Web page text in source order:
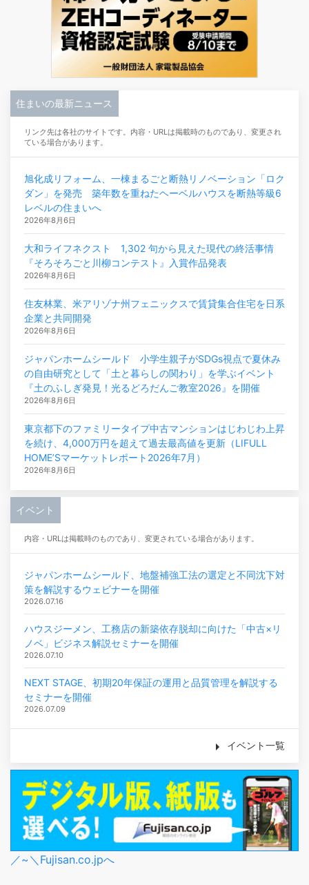
住まいの最新ニュース
リンク先は各社のサイトです。内容・URLは掲載時のものであり、変更され
ている場合があります。
旭化成リフォーム、一棟まるごと断熱リノベーション「ロク
ダン」を発売 築年数を重ねたヘーベルハウスを断熱等級6
レベルの住まいへ
2026年8月6日
大和ライフネクスト 1,302 句から見えた現代の終活事情
『そろそろごと川柳コンテスト』入賞作品発表
2026年8月6日
住友林業、米アリゾナ州フェニックスで賃貸集合住宅を日系
企業と共同開発
2026年8月6日
ジャパンホームシールド 小学生親子がSDGs視点で夏休み
の自由研究として「土と暮らしの関わり」を学ぶイベント
『土のふしぎ発見！光るどろだんご教室2026』を開催
2026年8月6日
東京都下のファミリータイプ中古マンションはじわじわ上昇
を続け、4,000万円を超えて過去最高値を更新（LIFULL
HOME’Sマーケットレポート2026年7月）
2026年8月6日
イベント
内容・URLは掲載時のものであり、変更されている場合があります。
ジャパンホームシールド、地盤補強工法の選定と不同沈下対
策を解説するウェビナーを開催
2026.07.16
ハウスジーメン、工務店の新築依存脱却に向けた「中古×リ
ノベ」ビジネス解説セミナーを開催
2026.07.10
NEXT STAGE、初期20年保証の運用と品質管理を解説する
セミナーを開催
2026.07.09
イベント一覧
／~＼Fujisan.co.jpへ